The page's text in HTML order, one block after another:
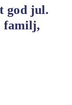
god jul.
familj,